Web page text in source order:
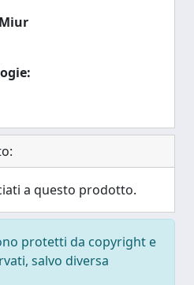
a questo prodotto.
protetti da copyright e
salvo diversa